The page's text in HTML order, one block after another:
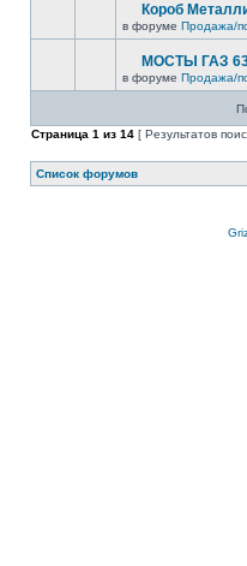
Короб
в форуме Продажа/
МОСТЫ ГАЗ
в форуме Продажа/
Страница 1 из 14 [ Результатов
Список форумов